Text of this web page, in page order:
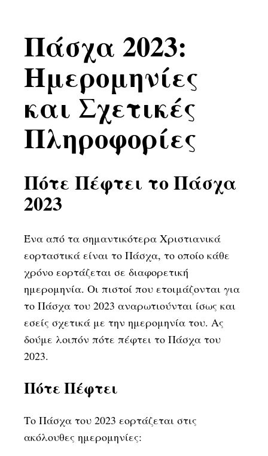
Πάσχα 2023:
Ημερομηνίες
και Σχετικές
Πληροφορίες
Πότε Πέφτει το Πάσχα
2023
Ένα από τα σημαντικότερα Χριστιανικά
εορταστικά είναι το Πάσχα, το οποίο κάθε
χρόνο εορτάζεται σε διαφορετική
ημερομηνία. Οι πιστοί που ετοιμάζονται για
το Πάσχα του 2023 αναρωτιούνται ίσως και
εσείς σχετικά με την ημερομηνία του. Ας
δούμε λοιπόν πότε πέφτει το Πάσχα του
2023.
Πότε Πέφτει
Το Πάσχα του 2023 εορτάζεται στις
ακόλουθες ημερομηνίες: